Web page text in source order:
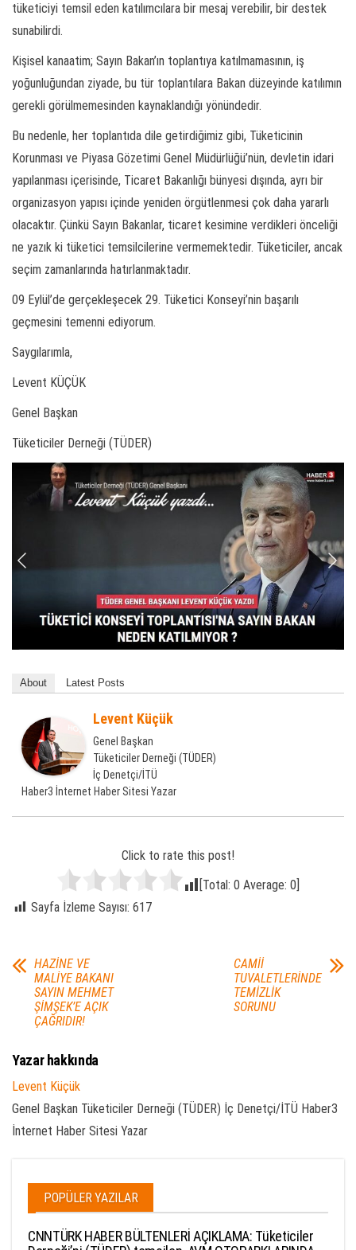
tüketiciyi temsil eden katılımcılara bir mesaj verebilir, bir destek
sunabilirdi.
Kişisel kanaatim; Sayın Bakan’ın toplantıya katılmamasının, iş
yoğunluğundan ziyade, bu tür toplantılara Bakan düzeyinde katılımın
gerekli görülmemesinden kaynaklandığı yönündedir.
Bu nedenle, her toplantıda dile getirdiğimiz gibi, Tüketicinin
Korunması ve Piyasa Gözetimi Genel Müdürlüğü’nün, devletin idari
yapılanması içerisinde, Ticaret Bakanlığı bünyesi dışında, ayrı bir
organizasyon yapısı içinde yeniden örgütlenmesi çok daha yararlı
olacaktır. Çünkü Sayın Bakanlar, ticaret kesimine verdikleri önceliği
ne yazık ki tüketici temsilcilerine vermemektedir. Tüketiciler, ancak
seçim zamanlarında hatırlanmaktadır.
09 Eylül’de gerçekleşecek 29. Tüketici Konseyi’nin başarılı
geçmesini temenni ediyorum.
Saygılarımla,
Levent KÜÇÜK
Genel Başkan
Tüketiciler Derneği (TÜDER)
About Latest Posts
Levent Küçük
Genel Başkan
Tüketiciler Derneği (TÜDER)
İç Denetçi/İTÜ
Haber3 İnternet Haber Sitesi Yazar
Click to rate this post!
[Total: 0 Average: 0]
Sayfa İzleme Sayısı: 617
HAZİNE VE
MALİYE BAKANI
SAYIN MEHMET
ŞİMŞEK’E AÇIK
ÇAĞRIDIR!
CAMİİ
TUVALETLERİNDE
TEMİZLİK
SORUNU
Yazar hakkında
Levent Küçük
Genel Başkan Tüketiciler Derneği (TÜDER) İç Denetçi/İTÜ Haber3
İnternet Haber Sitesi Yazar
POPÜLER YAZILAR
CNNTÜRK HABER BÜLTENLERİ AÇIKLAMA: Tüketiciler